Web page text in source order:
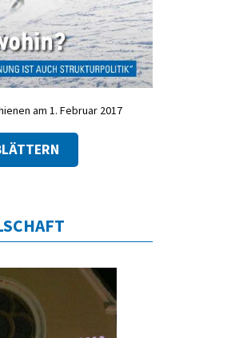
am 1. Februar 2017